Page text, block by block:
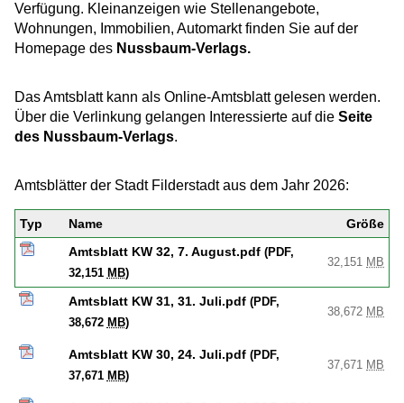
Verfügung. Kleinanzeigen wie Stellenangebote,
Wohnungen, Immobilien, Automarkt finden Sie auf der
Homepage des Nussbaum-Verlags.
Das Amtsblatt kann als Online-Amtsblatt gelesen werden.
Über die Verlinkung gelangen Interessierte auf die Seite
des Nussbaum-Verlags.
Amtsblätter der Stadt Filderstadt aus dem Jahr 2026:
Typ Name
Größe
Amtsblatt KW 32, 7. August.pdf (PDF,
32,151 MB)
32,151 MB
Amtsblatt KW 31, 31. Juli.pdf (PDF,
38,672 MB)
38,672 MB
Amtsblatt KW 30, 24. Juli.pdf (PDF,
37,671 MB)
37,671 MB